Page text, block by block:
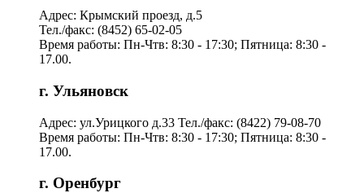
Адрес: Крымский проезд, д.5
Тел./факс: (8452) 65-02-05
Время работы: Пн-Чтв: 8:30 - 17:30; Пятница: 8:30 -
17.00.
г. Ульяновск
Адрес: ул.Урицкого д.33 Тел./факс: (8422) 79-08-70
Время работы: Пн-Чтв: 8:30 - 17:30; Пятница: 8:30 -
17.00.
г. Оренбург